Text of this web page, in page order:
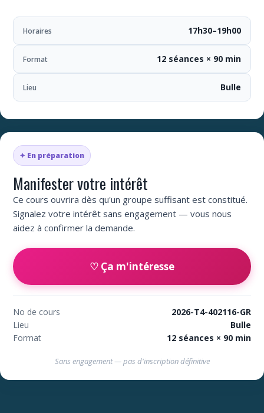
Horaires 17h30–19h00
Format 12 séances × 90 min
Lieu Bulle
✦ En préparation
Manifester votre intérêt
Ce cours ouvrira dès qu'un groupe suffisant est constitué.
Signalez votre intérêt sans engagement — vous nous
aidez à confirmer la demande.
♡ Ça m'intéresse
No de cours
2026-T4-402116-GR
Lieu
Bulle
Format
12 séances × 90 min
Sans engagement — pas d'inscription définitive